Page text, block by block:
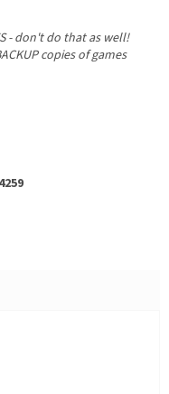
- don't do that as well!
copies of games
5 hviezdičiek.